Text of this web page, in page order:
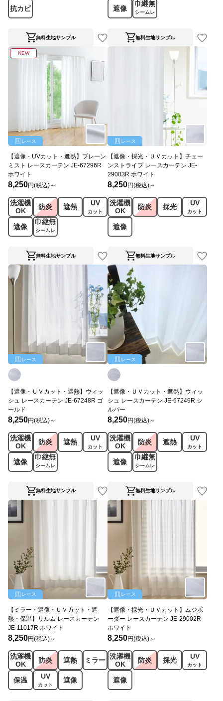
抗カビ
無料生地サンプル
遮像
巾継無
シームレ
ス
無料生地サンプル
NEW
レース
【遮像・UVカット・遮熱】プレーン
ミスト レースカーテン JE-67296R
ホワイト
8,250円(税込)～
洗濯機
OK
防炎 遮熱 UV
カット
遮像
巾継無
シームレ
ス
無料生地サンプル
レース
【遮像・採光・ＵＶカット】チェー
ンストライプ レースカーテン JE-
29003R ホワイト
8,250円(税込)～
洗濯機
OK
防炎 採光 UV
カット
遮像
無料生地サンプル
レース
【遮像・ＵＶカット・遮熱】ウィッ
シュ レースカーテン JE-67248R ゴ
ールド
8,250円(税込)～
洗濯機
OK
防炎 遮熱 UV
カット
遮像
巾継無
シームレ
ス
無料生地サンプル
レース
【遮像・ＵＶカット・遮熱】ウィッ
シュ レースカーテン JE-67249R シ
ルバー
8,250円(税込)～
洗濯機
OK
防炎 遮熱 UV
カット
遮像
巾継無
シームレ
ス
無料生地サンプル
レース
【ミラー・遮像・ＵＶカット・遮
熱・保温】リルム レースカーテン
JE-11017R ホワイト
8,250円(税込)～
洗濯機
OK
防炎 遮熱 ミラー
保温 UV
カット
遮像
レース
【遮像・採光・ＵＶカット】ムジボ
ーダー レースカーテン JE-29002R
ホワイト
8,250円(税込)～
洗濯機
OK
防炎 採光 UV
カット
遮像